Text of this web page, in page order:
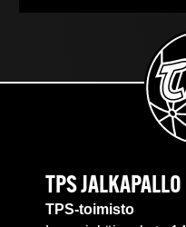
TPS JALKAPALLO
TPS-toimisto